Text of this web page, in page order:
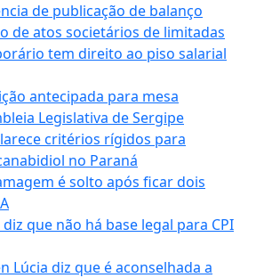
de publicação de balanço
de atos societários de limitadas
tem direito ao piso salarial
antecipada para mesa
Legislativa de Sergipe
critérios rígidos para
no Paraná
é solto após ficar dois
que não há base legal para CPI
Lúcia diz que é aconselhada a